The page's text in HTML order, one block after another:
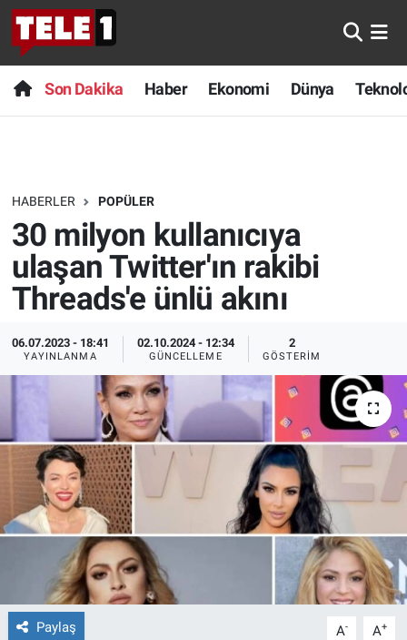
Son Dakika Haber Ekonomi Dünya
HABERLER POPÜLER
30 milyon kullanıcıya
ulaşan Twitter'ın rakibi
Threads'e ünlü akını
06.07.2023 - 18:41
YAYINLANMA
02.10.2024 - 12:34
GÜNCELLEME
2
GÖSTERIM
Paylaş A- A+
Anında Manşet
Başka Sohbetler
Bilim turu
Bilim ve Teknoloji Evreni
Doğa Konuşuyor
Dünya
Ege Saati
Ege'den Esintiler
Eğitim
Eğlence
Ekonomi
Forum
Son Dakika
Haber
Dünya
Teknoloji
Sağlık
Spor
Yayın Akışı
İletişim
Nöbetçi Eczaneler
Hava Durumu
Trafik Durumu
Süper Lig Puan Durumu ve Fikstür
Tüm Manşetler
Son Dakika Haberleri
Haber Arşivi